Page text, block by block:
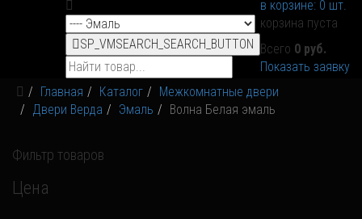
в корзине: 0 шт.
корзина пуста
Всего 0 руб.
Показать заявку
SP_VMSEARCH_SEARCH_BUTTON
Главная Каталог
Межкомнатные двери
Двери Верда
Эмаль Волна Белая эмаль
Фильтр товаров
Цена